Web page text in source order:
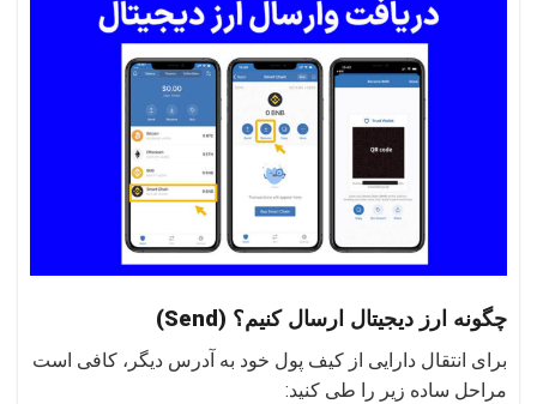
چگونه ارز دیجیتال ارسال کنیم؟ (Send)
برای انتقال دارایی از کیف پول خود به آدرس دیگر، کافی است
مراحل ساده زیر را طی کنید: